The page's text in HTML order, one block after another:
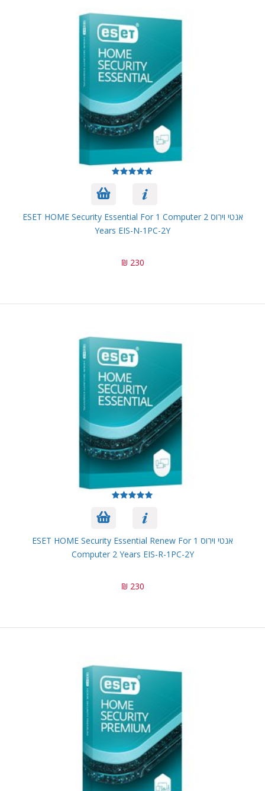
אנטי וירוס ESET HOME Security Essential For 1 Computer 2
Years EIS-N-1PC-2Y
230 ₪
אנטי וירוס ESET HOME Security Essential Renew For 1
Computer 2 Years EIS-R-1PC-2Y
230 ₪